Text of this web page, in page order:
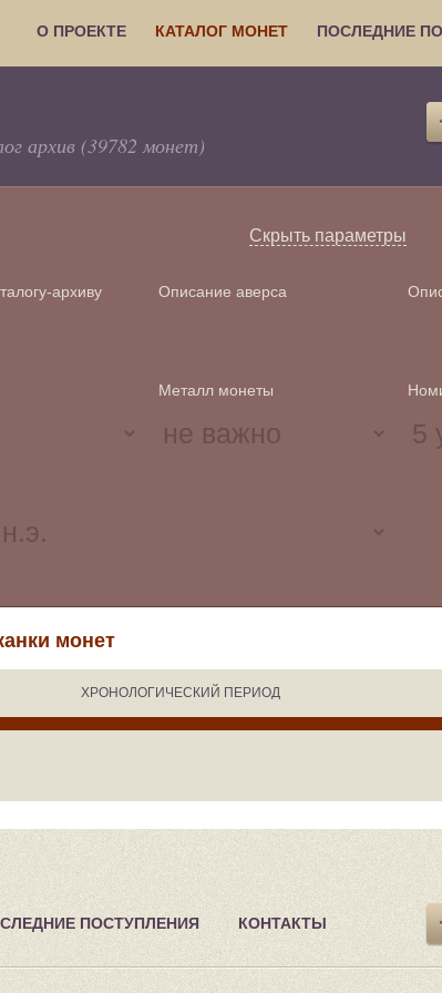
О ПРОЕКТЕ КАТАЛОГ МОНЕТ ПОСЛЕДНИЕ
архив (39782 монет)
Скрыть параметры
архиву Описание аверса
Металл монеты
монет
ХРОНОЛОГИЧЕСКИЙ ПЕРИОД
ПОСТУПЛЕНИЯ КОНТАКТЫ